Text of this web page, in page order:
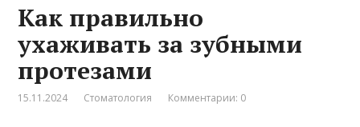
Как правильно
ухаживать за зубными
протезами
15.11.2024 Стоматология Комментарии: 0